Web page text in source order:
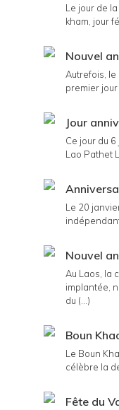
Le jour de
kham, jour
Nouvel
Autrefois, le
premier
Jour
Ce jour du
Lao Pathet
Le 20
Nouvel
Au Laos, la
implantée,
du (...)
Boun
Le Boun
célèbre la
Fête du